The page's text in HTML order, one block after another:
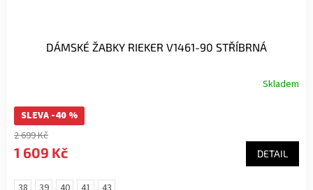
DÁMSKÉ ŽABKY RIEKER V1461-90 STŘÍBRNÁ
Skladem
SLEVA -40 %
2 699 Kč
1 609 Kč DETAIL